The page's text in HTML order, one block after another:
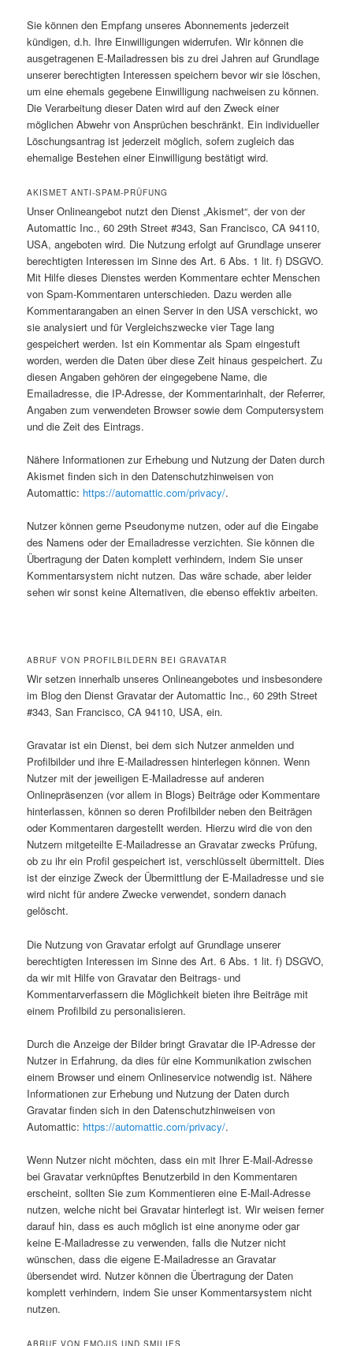
Sie können den Empfang unseres Abonnements jederzeit
kündigen, d.h. Ihre Einwilligungen widerrufen. Wir können die
ausgetragenen E-Mailadressen bis zu drei Jahren auf Grundlage
unserer berechtigten Interessen speichern bevor wir sie löschen,
um eine ehemals gegebene Einwilligung nachweisen zu können.
Die Verarbeitung dieser Daten wird auf den Zweck einer
möglichen Abwehr von Ansprüchen beschränkt. Ein individueller
Löschungsantrag ist jederzeit möglich, sofern zugleich das
ehemalige Bestehen einer Einwilligung bestätigt wird.
AKISMET ANTI-SPAM-PRÜFUNG
Unser Onlineangebot nutzt den Dienst „Akismet“, der von der
Automattic Inc., 60 29th Street #343, San Francisco, CA 94110,
USA, angeboten wird. Die Nutzung erfolgt auf Grundlage unserer
berechtigten Interessen im Sinne des Art. 6 Abs. 1 lit. f) DSGVO.
Mit Hilfe dieses Dienstes werden Kommentare echter Menschen
von Spam-Kommentaren unterschieden. Dazu werden alle
Kommentarangaben an einen Server in den USA verschickt, wo
sie analysiert und für Vergleichszwecke vier Tage lang
gespeichert werden. Ist ein Kommentar als Spam eingestuft
worden, werden die Daten über diese Zeit hinaus gespeichert. Zu
diesen Angaben gehören der eingegebene Name, die
Emailadresse, die IP-Adresse, der Kommentarinhalt, der Referrer,
Angaben zum verwendeten Browser sowie dem Computersystem
und die Zeit des Eintrags.
Nähere Informationen zur Erhebung und Nutzung der Daten durch
Akismet finden sich in den Datenschutzhinweisen von
Automattic: https://automattic.com/privacy/.
Nutzer können gerne Pseudonyme nutzen, oder auf die Eingabe
des Namens oder der Emailadresse verzichten. Sie können die
Übertragung der Daten komplett verhindern, indem Sie unser
Kommentarsystem nicht nutzen. Das wäre schade, aber leider
sehen wir sonst keine Alternativen, die ebenso effektiv arbeiten.
ABRUF VON PROFILBILDERN BEI GRAVATAR
Wir setzen innerhalb unseres Onlineangebotes und insbesondere
im Blog den Dienst Gravatar der Automattic Inc., 60 29th Street
#343, San Francisco, CA 94110, USA, ein.
Gravatar ist ein Dienst, bei dem sich Nutzer anmelden und
Profilbilder und ihre E-Mailadressen hinterlegen können. Wenn
Nutzer mit der jeweiligen E-Mailadresse auf anderen
Onlinepräsenzen (vor allem in Blogs) Beiträge oder Kommentare
hinterlassen, können so deren Profilbilder neben den Beiträgen
oder Kommentaren dargestellt werden. Hierzu wird die von den
Nutzern mitgeteilte E-Mailadresse an Gravatar zwecks Prüfung,
ob zu ihr ein Profil gespeichert ist, verschlüsselt übermittelt. Dies
ist der einzige Zweck der Übermittlung der E-Mailadresse und sie
wird nicht für andere Zwecke verwendet, sondern danach
gelöscht.
Die Nutzung von Gravatar erfolgt auf Grundlage unserer
berechtigten Interessen im Sinne des Art. 6 Abs. 1 lit. f) DSGVO,
da wir mit Hilfe von Gravatar den Beitrags- und
Kommentarverfassern die Möglichkeit bieten ihre Beiträge mit
einem Profilbild zu personalisieren.
Durch die Anzeige der Bilder bringt Gravatar die IP-Adresse der
Nutzer in Erfahrung, da dies für eine Kommunikation zwischen
einem Browser und einem Onlineservice notwendig ist. Nähere
Informationen zur Erhebung und Nutzung der Daten durch
Gravatar finden sich in den Datenschutzhinweisen von
Automattic: https://automattic.com/privacy/.
Wenn Nutzer nicht möchten, dass ein mit Ihrer E-Mail-Adresse
bei Gravatar verknüpftes Benutzerbild in den Kommentaren
erscheint, sollten Sie zum Kommentieren eine E-Mail-Adresse
nutzen, welche nicht bei Gravatar hinterlegt ist. Wir weisen ferner
darauf hin, dass es auch möglich ist eine anonyme oder gar
keine E-Mailadresse zu verwenden, falls die Nutzer nicht
wünschen, dass die eigene E-Mailadresse an Gravatar
übersendet wird. Nutzer können die Übertragung der Daten
komplett verhindern, indem Sie unser Kommentarsystem nicht
nutzen.
ABRUF VON EMOJIS UND SMILIES